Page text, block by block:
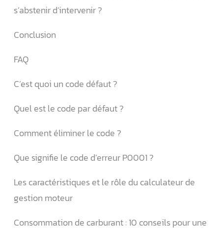
s’abstenir d’intervenir ?
Conclusion
FAQ
C’est quoi un code défaut ?
Quel est le code par défaut ?
Comment éliminer le code ?
Que signifie le code d’erreur P0001 ?
Les caractéristiques et le rôle du calculateur de
gestion moteur
Consommation de carburant : 10 conseils pour une